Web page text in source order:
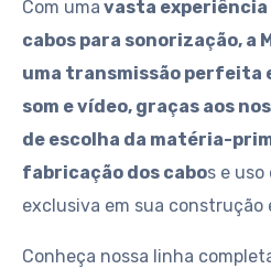
Com uma vasta
cabos para sonorização, a
uma transmissão perfeita
som e vídeo, graças aos
de escolha da matéria-
fabricação dos cabos e
exclusiva em sua construção
Conheça nossa linha